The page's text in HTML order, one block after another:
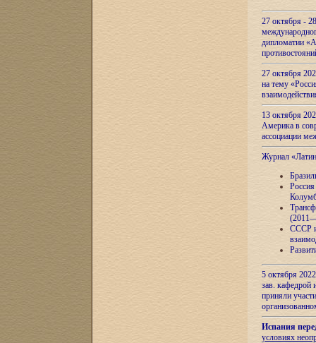
27 октября -
дипломатии
27 октября
на тему
13 октября
Америка в
ассоциации
Журнал
СССР и
5 октября
зав.
приняли
Испания
условиях